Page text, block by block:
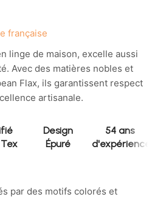
française
linge de maison, excelle aussi
Avec des matières nobles et
Flax, ils garantissent respect
artisanale.
Design
Épuré
54 ans
d'expérience
par des motifs colorés et